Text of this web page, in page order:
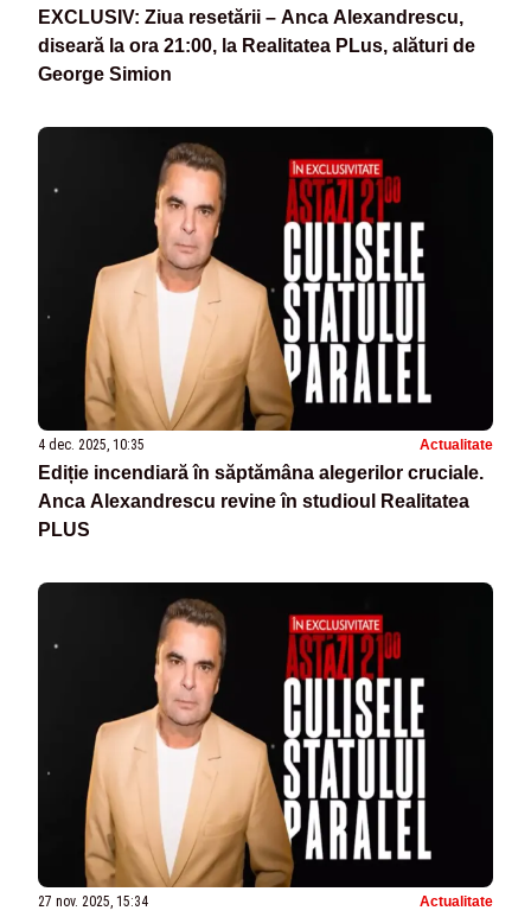
EXCLUSIV: Ziua resetării – Anca Alexandrescu,
diseară la ora 21:00, la Realitatea PLus, alături de
George Simion
4 dec. 2025, 10:35 Actualitate
Ediție incendiară în săptămâna alegerilor cruciale.
Anca Alexandrescu revine în studioul Realitatea
PLUS
27 nov. 2025, 15:34 Actualitate